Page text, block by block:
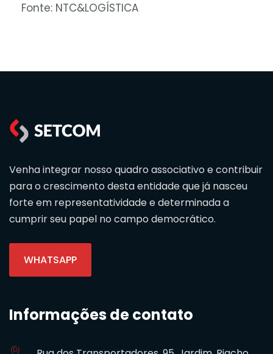
Fonte: NTC&LOGÍSTICA
Venha integrar nosso quadro associativo e contribuir
para o crescimento desta entidade que já nasceu
forte em representatividade e determinada a
cumprir seu papel no campo democrático.
WHATSAPP
Informações de contato